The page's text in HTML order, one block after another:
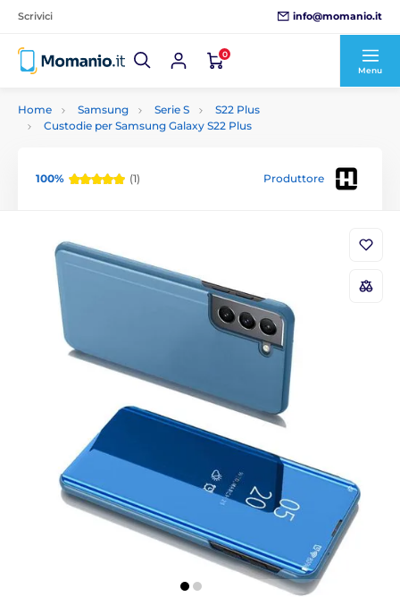
Scrivici info@momanio.it
0
Menu
Home Samsung Serie S
S22 Plus
Custodie per Samsung Galaxy S22 Plus
100% (1) Produttore